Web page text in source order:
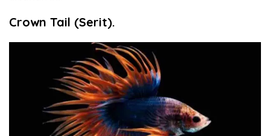
Crown Tail (Serit).